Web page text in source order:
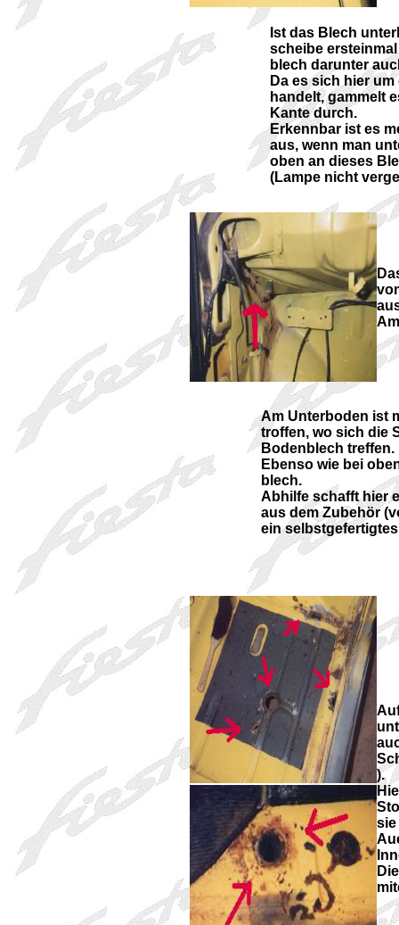
Ist das Blech
scheibe
blech darunter
Da es sich hier
handelt, gammelt
Kante durch.
Erkennbar ist es
aus, wenn man
oben an dieses
(Lampe nicht
Am Unterboden ist
troffen, wo sich die
Bodenblech treffen.
Ebenso wie bei
blech.
Abhilfe schafft hier
aus dem Zubehör
ein
).
sie